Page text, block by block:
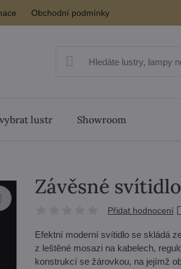
Obchodní podmínky
lustr Showroom
Závěsné
Přidat hodnocení
Efektní moderní svítidlo se skládá
z leštěné mosazi na kabelech,
konstrukcí se žárovkou, na jejímž